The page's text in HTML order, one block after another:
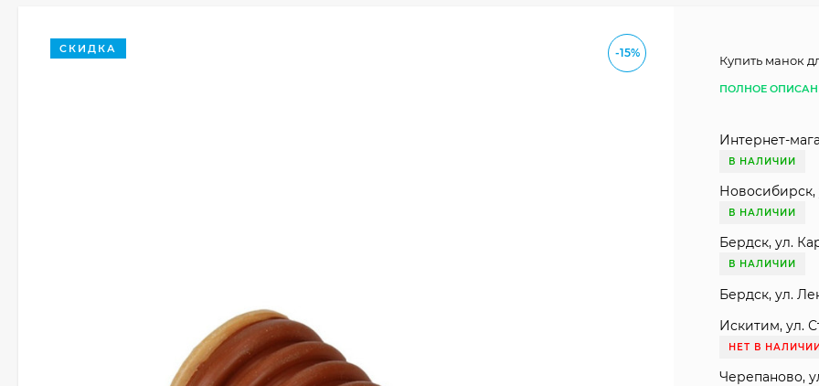
-15%
СКИДКА
Купить манок
ПОЛНОЕ
Интернет-
В НАЛИЧИИ
Новосибирск,
В НАЛИЧИИ
Бердск, ул.
В НАЛИЧИИ
Бердск, ул.
Искитим, ул.
НЕТ В
Черепаново,